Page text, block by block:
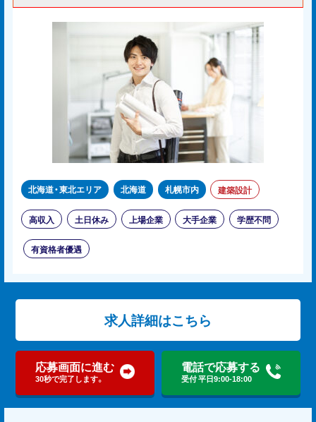
北海道・東北エリア 北海道 札幌市内 建築設計
高収入 土日休み 上場企業 大手企業 学歴不問
有資格者優遇
求人詳細はこちら
応募画面に進む
30秒で完了します。
電話で応募する
受付 平日9:00-18:00